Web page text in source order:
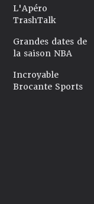
L'Apéro
TrashTalk
Grandes dates de
la saison NBA
Incroyable
Brocante Sports